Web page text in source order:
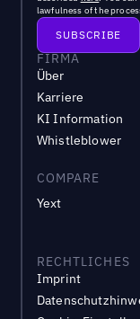
lawfulness of the
FIRMA
Über
Karriere
KI Information
Whistleblower
COMPARE
Yext
RECHTLICHES
Imprint